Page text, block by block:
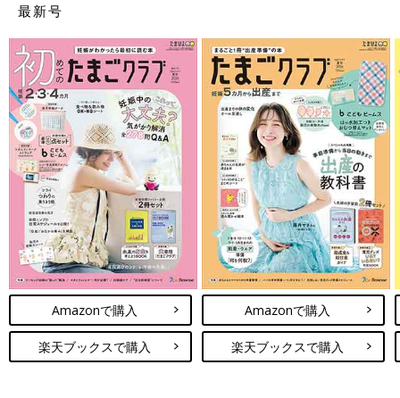
最新号
Amazonで購入
楽天ブックスで購入
Amazonで購入
楽天ブックスで購入